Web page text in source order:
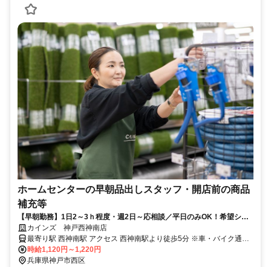
ホームセンターの早朝品出しスタッフ・開店前の商品
補充等
【早朝勤務】1日2～3ｈ程度・週2日～応相談／平日のみOK！希望シフ
ト制で無理なく働ける♪未経験歓迎・ブランクOKの品出しスタッフ募
集！！
カインズ 神戸西神南店
最寄り駅 西神南駅 アクセス 西神南駅より徒歩5分 ※車・バイク通勤
ＯＫ（店舗により異なる）
時給1,120円～1,220円
兵庫県神戸市西区